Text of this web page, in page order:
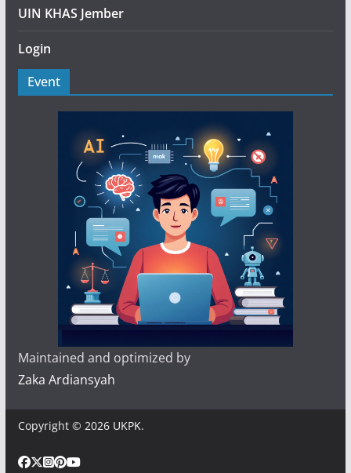
UIN KHAS Jember
Login
Event
Maintained and optimized by
Zaka Ardiansyah
Copyright © 2026 UKPK.